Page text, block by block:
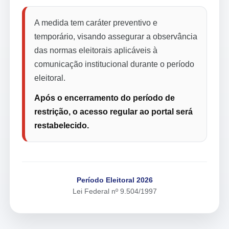
A medida tem caráter preventivo e
temporário, visando assegurar a observância
das normas eleitorais aplicáveis à
comunicação institucional durante o período
eleitoral.
Após o encerramento do período de
restrição, o acesso regular ao portal será
restabelecido.
Período Eleitoral 2026
Lei Federal nº 9.504/1997